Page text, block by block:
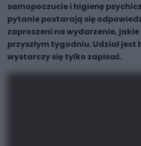
samopoczucie i higienę
pytanie postarają się
zaproszeni na wydarzenie, jakie
przyszłym tygodniu. Udział jest
wystarczy się tylko zapisać.